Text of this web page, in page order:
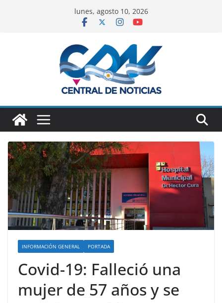
lunes, agosto 10, 2026
INFORMACIÓN GENERAL PORTADA
Covid-19: Falleció una
mujer de 57 años y se